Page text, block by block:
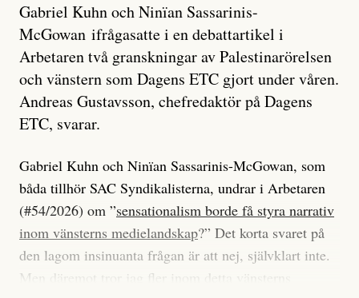
Gabriel Kuhn och Ninïan Sassarinis-
McGowan ifrågasatte i en debattartikel i
Arbetaren två granskningar av Palestinarörelsen
och vänstern som Dagens ETC gjort under våren.
Andreas Gustavsson, chefredaktör på Dagens
ETC, svarar.
Gabriel Kuhn och Ninïan Sassarinis-McGowan, som
båda tillhör SAC Syndikalisterna, undrar i Arbetaren
(#54/2026) om ”sensationalism borde få styra narrativ
inom vänsterns medielandskap?” Det korta svaret på
den lagom insinuanta frågan är att nej, självklart inte.
Men däremot tror jag fler inom detta vänsterns